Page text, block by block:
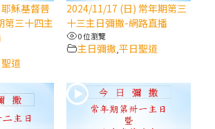
仰之旅】第九集：「如果你的痛苦比快
」—歐義明神父 / 應芝莉老師
智慧】：聖方濟的靈修，「不占為己
穌基督普
第三十四主
道
2024/11/17 (日) 常年期第三
十三主日彌撒-網路直播
0 位瀏覽
主日彌撒, 平日聖道